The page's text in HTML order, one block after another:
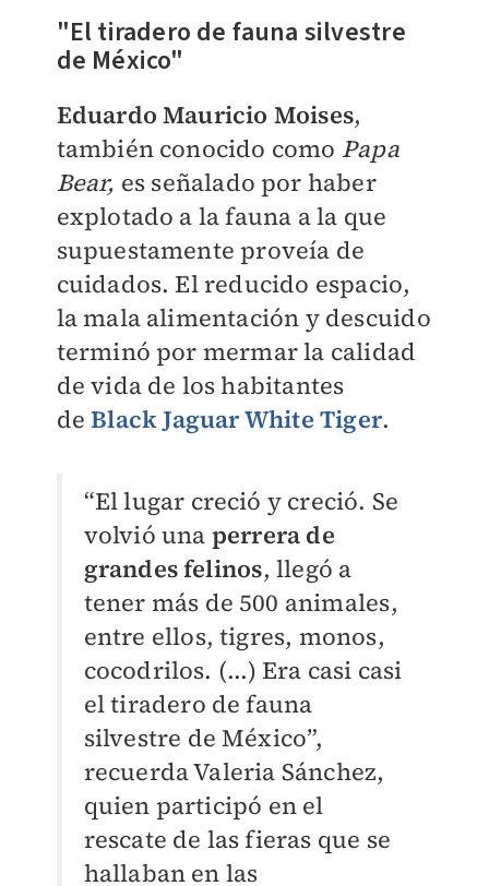
"El tiradero de fauna silvestre
de México"
Eduardo Mauricio Moises,
también conocido como Papa
Bear, es señalado por haber
explotado a la fauna a la que
supuestamente proveía de
cuidados. El reducido espacio,
la mala alimentación y descuido
terminó por mermar la calidad
de vida de los habitantes
de Black Jaguar White Tiger.
“El lugar creció y creció. Se
volvió una perrera de
grandes felinos, llegó a
tener más de 500 animales,
entre ellos, tigres, monos,
cocodrilos. (...) Era casi casi
el tiradero de fauna
silvestre de México”,
recuerda Valeria Sánchez,
quien participó en el
rescate de las fieras que se
hallaban en las